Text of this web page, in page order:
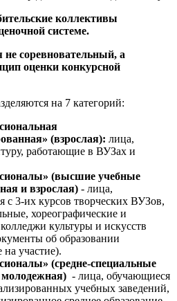
коллективы
системе.
соревновательный, а
оценки конкурсной
на 7 категорий:
(взрослая): лица,
работающие в ВУЗах и
(высшие учебные
и взрослая) - лица,
с 3-их курсов творческих ВУЗов,
хореографические и
культуры и искусств
об образовании
на участие).
(средне-специальные
молодежная) - лица, обучающиеся
учебных заведений,